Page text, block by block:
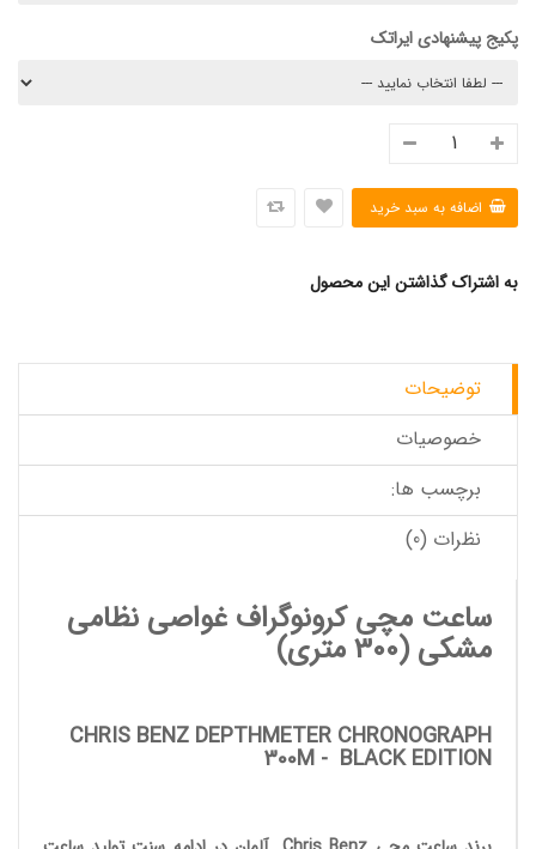
پکیج پیشنهادی ایراتک
به اشتراک گذاشتن این محصول
توضیحات
خصوصیات
برچسب ها:
نظرات (0)
ساعت مچی کرونوگراف غواصی نظامی
مشکی(300 متری)
CHRIS BENZ DEPTHMETER CHRONOGRAPH
300M - BLACK EDITION